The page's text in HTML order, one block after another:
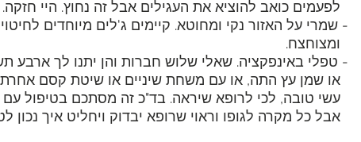
- שמרי על האזור נקי ומחוטא. קיימים ג'לים מיוחדים
- טפלי באינפקציה. שאלי שלוש חברות והן יתנו לך ארבע